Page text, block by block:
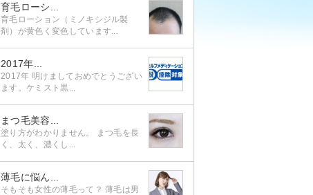
育毛ローシ...
育毛ローション（ミノキシジル製
剤）が黄色く変色しています...
2017年...
2017年 明けましておめでとうござい
ます。ケミスト黒...
まつ毛美容...
塗り方がわかりません。 まつ毛を長
く、太く、濃くし...
薄毛に悩ん...
そもそも女性の薄毛って？ 薄毛は男